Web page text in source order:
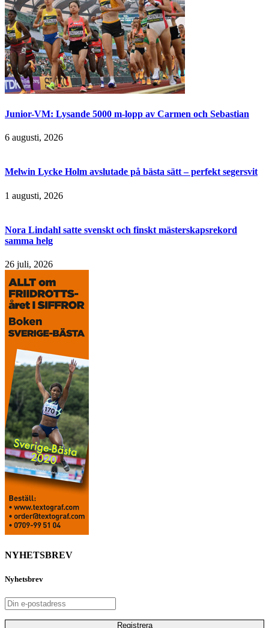
Junior-VM: Lysande 5000 m-lopp av Carmen och Sebastian
6 augusti, 2026
Melwin Lycke Holm avslutade på bästa sätt – perfekt segersvit
1 augusti, 2026
Nora Lindahl satte svenskt och finskt mästerskapsrekord
samma helg
26 juli, 2026
NYHETSBREV
Nyhetsbrev